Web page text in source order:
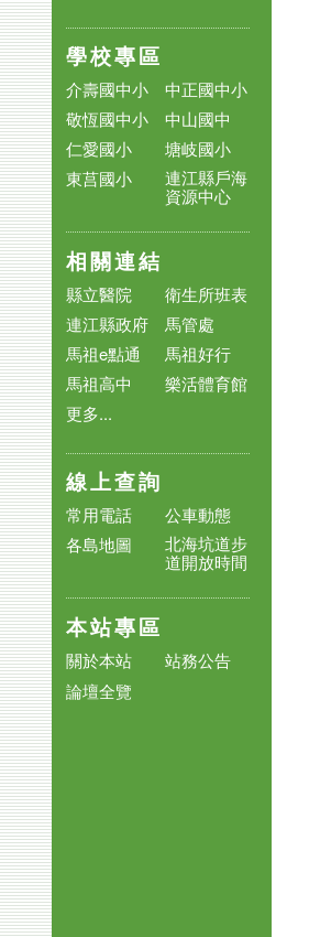
學校專區
介壽國中小
中正國中小
敬恆國中小
中山國中
仁愛國小
塘岐國小
東莒國小
連江縣戶海
資源中心
相關連結
縣立醫院
衛生所班表
連江縣政府
馬管處
馬祖e點通
馬祖好行
馬祖高中
樂活體育館
更多...
線上查詢
常用電話
公車動態
各島地圖
北海坑道步
道開放時間
本站專區
關於本站
站務公告
論壇全覽